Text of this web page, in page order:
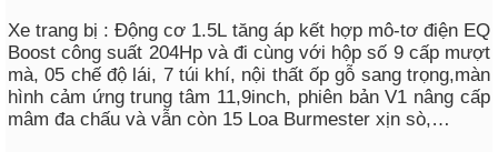
Xe trang bị : Động cơ 1.5L tăng áp kết hợp mô-tơ điện EQ
Boost công suất 204Hp và đi cùng với hộp số 9 cấp mượt
mà, 05 chế độ lái, 7 túi khí, nội thất ốp gỗ sang trọng,màn
hình cảm ứng trung tâm 11,9inch, phiên bản V1 nâng cấp
mâm đa chấu và vẫn còn 15 Loa Burmester xịn sò,…